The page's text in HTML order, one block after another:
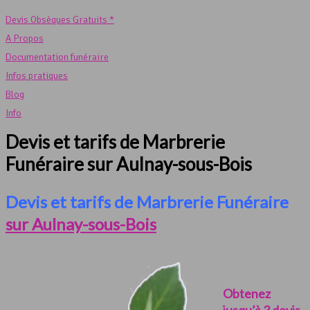
Devis Obsèques Gratuits *
A Propos
Documentation funéraire
Infos pratiques
Blog
Info
Devis et tarifs de Marbrerie
Funéraire sur Aulnay-sous-Bois
Devis et tarifs de Marbrerie Funéraire
sur Aulnay-sous-Bois
Obtenez